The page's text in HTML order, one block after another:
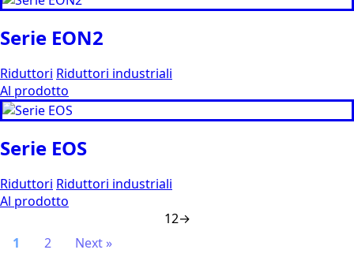
Serie EON2
Riduttori Riduttori industriali
Al prodotto
Serie EOS
Riduttori Riduttori industriali
Al prodotto
12→
1
2
Next »